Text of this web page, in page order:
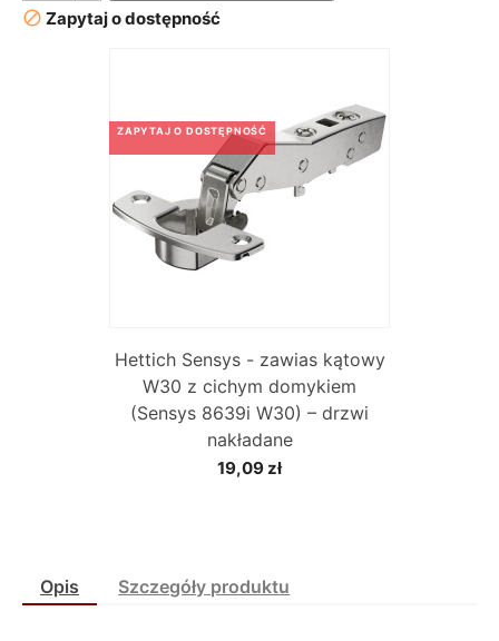
 Zapytaj o dostępność
Hettich Sensys - zawias kątowy
W30 z cichym domykiem
(Sensys 8639i W30) – drzwi
nakładane
19,09 zł
ZAPYTAJ O DOSTĘPNOŚĆ
Opis Szczegóły produktu